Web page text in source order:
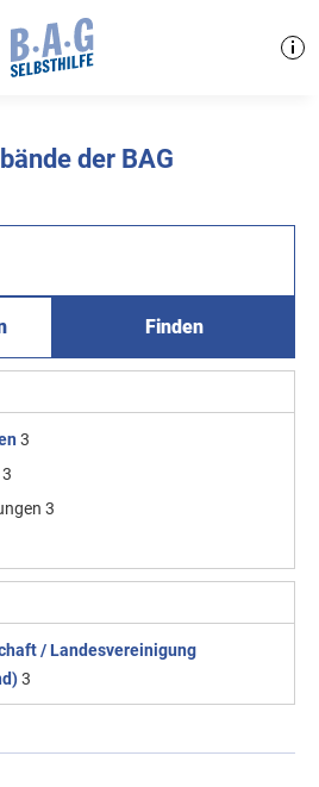
der BAG
Finden
3
3
3
/ Landesvereinigung
3